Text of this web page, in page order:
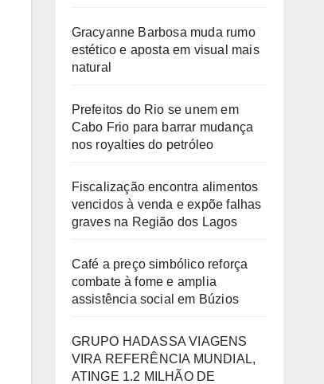
Gracyanne Barbosa muda rumo
estético e aposta em visual mais
natural
Prefeitos do Rio se unem em
Cabo Frio para barrar mudança
nos royalties do petróleo
Fiscalização encontra alimentos
vencidos à venda e expõe falhas
graves na Região dos Lagos
Café a preço simbólico reforça
combate à fome e amplia
assistência social em Búzios
GRUPO HADASSA VIAGENS
VIRA REFERÊNCIA MUNDIAL,
ATINGE 1.2 MILHÃO DE